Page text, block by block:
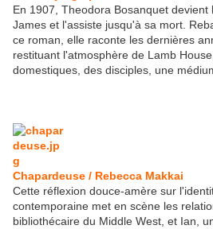
En 1907, Theodora Bosanquet
James et l'assiste jusqu'à sa mort.
ce roman, elle raconte les dernières
restituant l'atmosphère de Lamb
domestiques, des disciples, une
Chapardeuse / Rebecca Makkai
Cette réflexion douce-amère sur
contemporaine met en scène les
bibliothécaire du Middle West, et Ian,